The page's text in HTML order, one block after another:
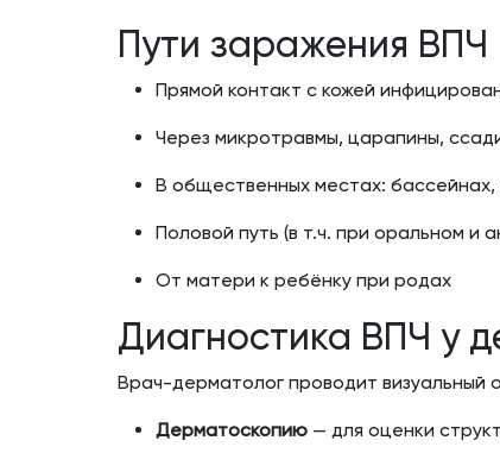
Пути заражения ВПЧ
Прямой контакт с кожей
Через микротравмы, царапины,
В общественных местах: бассейнах,
Половой путь (в т.ч. при оральном и
От матери к ребёнку при родах
Диагностика ВПЧ у
Врач-дерматолог проводит визуальный
Дерматоскопию — для оценки